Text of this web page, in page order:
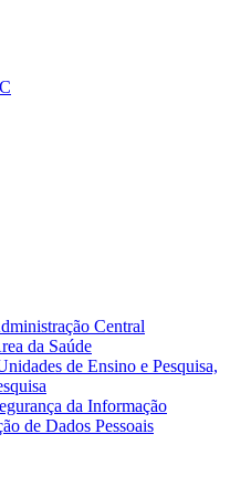
Central
da Saúde
de Ensino e Pesquisa,
da Informação
de Dados Pessoais